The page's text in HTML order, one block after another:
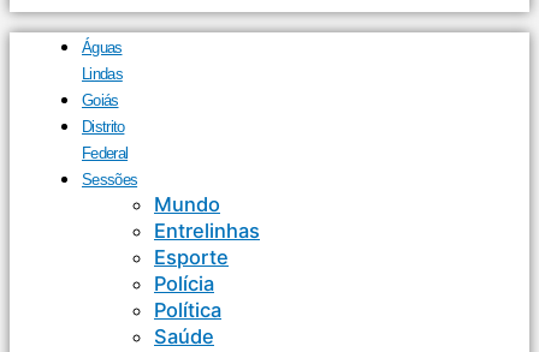
Águas
Lindas
Goiás
Distrito
Federal
Sessões
Mundo
Entrelinhas
Esporte
Polícia
Política
Saúde